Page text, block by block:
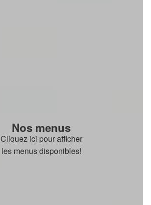
Nos menus
Cliquez ici pour afficher
les menus disponibles!